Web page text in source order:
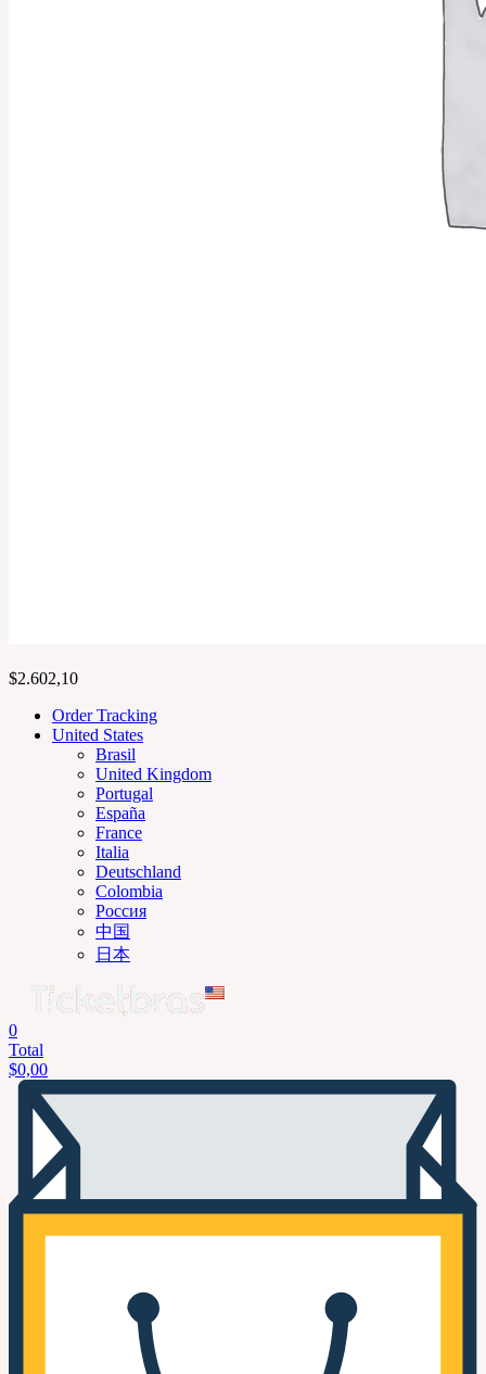
$2.602,10
Order Tracking
United States
Brasil
United Kingdom
Portugal
España
France
Italia
Deutschland
Colombia
Россия
中国
日本
0
Total
$0,00